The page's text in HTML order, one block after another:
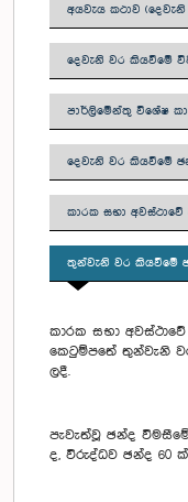
අයවැය කථාව
දෙවැනි වර කියවීමේ
පාර්ලිමේන්තු විශේෂ
දෙවැනි වර කියවීමේ
කාරක සභා අවස්ථාවේ
තුන්වැනි වර කියවීමේ
කාරක සභා
කෙටුම්පතේ තුන්වැනි
ලදී.
පැවැත්වූ ඡන්ද
ද, විරුද්ධව ඡන්ද 60 ක්